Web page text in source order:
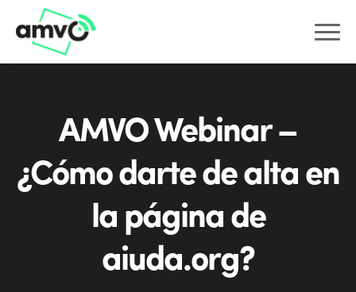
AMVO Webinar –
¿Cómo darte de alta en
la página de
aiuda.org?